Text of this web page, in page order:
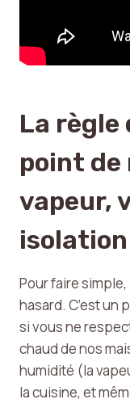
La règle
point de
vapeur,
Pour faire
hasard. C’est
si vous ne
chaud de nos
humidité (la
la cuisine, et